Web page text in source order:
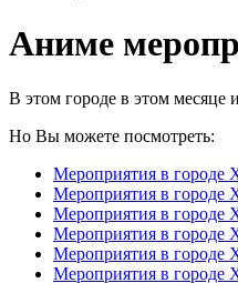
Аниме
В этом городе в этом месяце
Но Вы можете посмотреть:
Мероприятия в городе
Мероприятия в городе
Мероприятия в городе
Мероприятия в городе
Мероприятия в городе
Мероприятия в городе